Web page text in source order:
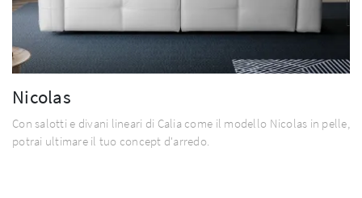
Nicolas
Con salotti e divani lineari di Calia come il modello Nicolas in pelle,
potrai ultimare il tuo concept d'arredo.